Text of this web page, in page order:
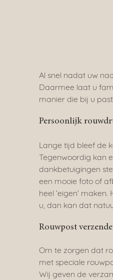
Al snel nadat uw
Daarmee laat u
manier die bij u
Persoonlijk
Lange tijd bleef de
Tegenwoordig kan
dankbetuigingen
een mooie foto of
heel ‘eigen’
u, dan kan dat
Rouwpost
Om te zorgen dat
met speciale
Wij geven de